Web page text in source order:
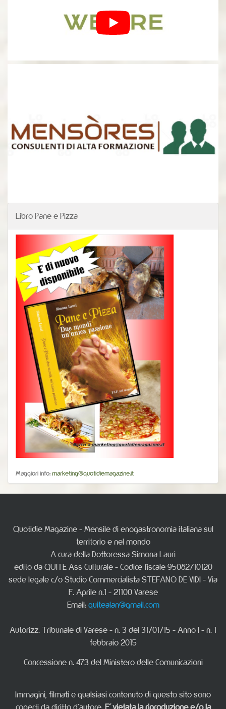
Libro Pane e Pizza
Maggiori info:marketing@quotidiemagazine.it
Quotidie Magazine - Mensile di enogastronomia italiana sul
territorio e nel mondo
A cura della Dottoressa Simona Lauri
edito da QUITE Ass Culturale - Codice fiscale 95082710120
sede legale c/o Studio Commercialista STEFANO DE VIDI - Via
F. Aprile n.1 - 21100 Varese
Email: quitealan@gmail.com
Autorizz. Tribunale di Varese - n. 3 del 31/01/15 - Anno I - n. 1
febbraio 2015
Concessione n. 473 del Ministero delle Comunicazioni
Immagini, filmati e qualsiasi contenuto di questo sito sono
coperti da diritto d'autore. E' vietata la riproduzione e/o la